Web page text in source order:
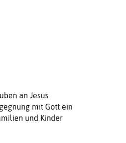
an Jesus
mit Gott ein
und Kinder